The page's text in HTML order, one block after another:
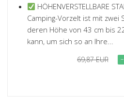
HÖHENVERSTELLBARE
Camping-Vorzelt ist mit zwei
deren Höhe von 43 cm bis
kann, um sich so an Ihre...
69,87 EUR